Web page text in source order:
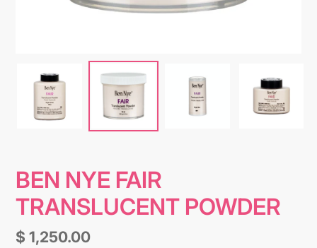
BEN NYE FAIR
TRANSLUCENT POWDER
Precio
$ 1,250.00